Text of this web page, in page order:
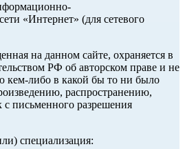
«Интернет» (для сетевого
на данном сайте, охраняется в
РФ об авторском праве и не
кем-либо в какой бы то ни было
распространению,
с письменного разрешения
специализация: